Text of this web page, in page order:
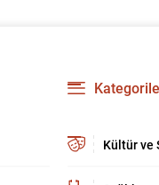
Kültür ve